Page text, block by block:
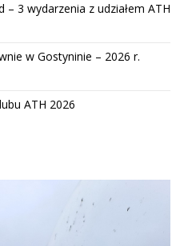
– 3 wydarzenia z udziałem ATH
w Gostyninie – 2026 r.
ATH 2026